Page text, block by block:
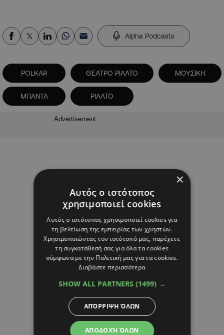
Alpha Podcasts
POLKAR ΘΕΑΤΡΟ ΡΙΑΛΤΟ ΜΟΥΣΙΚΗ
ΜΠΑΝΤΑ ΡΙΑΛΤΟ
Advertisement
×
Αυτός ο ιστότοπος
χρησιμοποιεί cookies
Αυτός ο ιστότοπος χρησιμοποιεί cookies για
τη βελτίωση της εμπειρίας των χρηστών.
Χρησιμοποιώντας τον ιστότοπό μας, παρέχετε
τη συγκατάθεσή σας για όλα τα cookies
σύμφωνα με την Πολιτική μας για τα cookies.
Διαβάστε περισσότερα
SHOW ALL PARTNERS (1499) →
ΑΠΟΔΟΧΉ ΌΛΩΝ
ΑΠΌΡΡΙΨΗ ΌΛΩΝ